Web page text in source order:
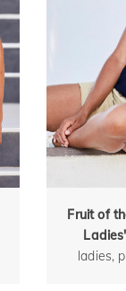
Fruit of
ladies,